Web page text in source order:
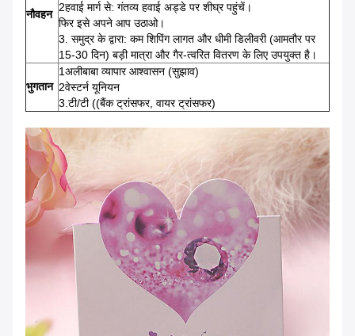
नौवहन
2हवाई मार्ग से: गंतव्य हवाई अड्डे पर शीघ्र पहुंचें।
फिर इसे अपने आप उठाओ।
3. समुद्र के द्वारा: कम शिपिंग लागत और धीमी डिलीवरी (आमतौर पर
15-30 दिन) बड़ी मात्रा और गैर-त्वरित वितरण के लिए उपयुक्त है।
भुगतान
1अलीबाबा व्यापार आश्वासन (सुझाव)
2वेस्टर्न यूनियन
3.टी/टी ((बैंक ट्रांसफर, वायर ट्रांसफर)